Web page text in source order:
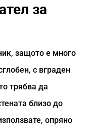
за
защото е много
с вграден
трябва да
близо до
опряно